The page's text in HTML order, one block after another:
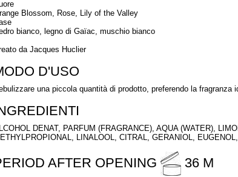
Blossom, Rose, Lily of the Valley
bianco, legno di Gaïac, muschio bianco
da Jacques Huclier
D'USO
una piccola quantità di prodotto, preferendo la fragranza
DENAT, PARFUM (FRAGRANCE), AQUA (WATER),
LINALOOL, CITRAL, GERANIOL, EUGENOL,
AFTER OPENING 36 M